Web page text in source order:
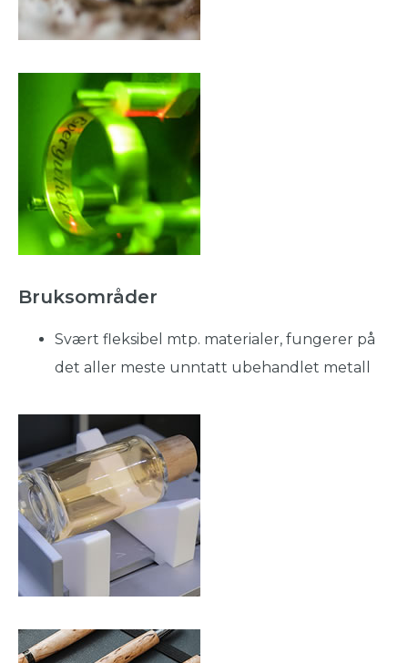
Bruksområder
Svært fleksibel mtp. materialer, fungerer på
det aller meste unntatt ubehandlet metall